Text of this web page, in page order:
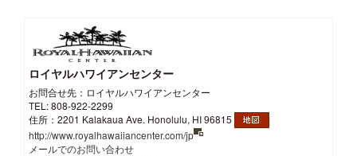
ロイヤルハワイアンセンター
お問合せ先：ロイヤルハワイアンセンター
TEL: 808-922-2299
住所：2201 Kalakaua Ave. Honolulu, HI 96815
http://www.royalhawaiiancenter.com/jp
メールでのお問い合わせ